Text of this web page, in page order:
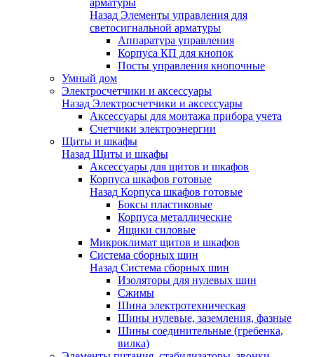
арматуры
Назад Элементы управления для
светосигнальной арматуры
Аппаратура управления
Корпуса КП для кнопок
Посты управления кнопочные
Умный дом
Электросчетчики и аксессуары
Назад Электросчетчики и аксессуары
Аксессуары для монтажа прибора учета
Счетчики электроэнергии
Щиты и шкафы
Назад Щиты и шкафы
Аксессуары для щитов и шкафов
Корпуса шкафов готовые
Назад Корпуса шкафов готовые
Боксы пластиковые
Корпуса металлические
Ящики силовые
Микроклимат щитов и шкафов
Система сборных шин
Назад Система сборных шин
Изоляторы для нулевых шин
Сжимы
Шина электротехническая
Шины нулевые, заземления, фазные
Шины соединительные (гребенка,
вилка)